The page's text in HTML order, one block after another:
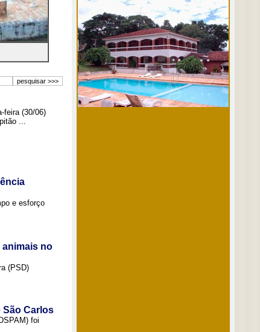
feira (30/06)
...
e esforço
no
(PSD)
São Carlos
foi